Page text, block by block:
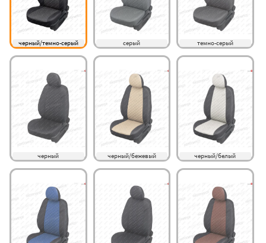
черный/темно-серый серый темно-серый
черный черный/бежевый черный/белый